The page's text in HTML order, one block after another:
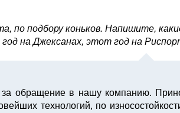
по подбору коньков. Напишите,
на Джексанах, этот год на
обращение в нашу компанию.
технологий, по